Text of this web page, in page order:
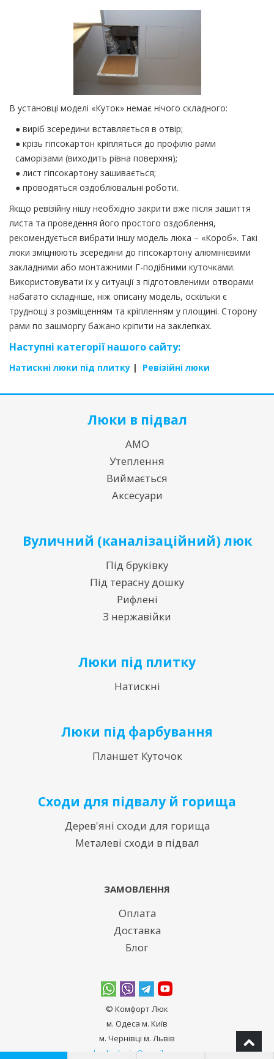
В установці моделі «Куток» немає нічого складного:
● виріб зсередини вставляється в отвір;
● крізь гіпсокартон кріпляться до профілю рами
саморізами (виходить рівна поверхня);
● лист гіпсокартону зашивається;
● проводяться оздоблювальні роботи.
Якщо ревізійну нішу необхідно закрити вже після зашиття
листа та проведення його простого оздоблення,
рекомендується вибрати іншу модель люка – «Короб». Такі
люки зміцнюють зсередини до гіпсокартону алюмінієвими
закладними або монтажними Г-подібними куточками.
Використовувати їх у ситуації з підготовленими отворами
набагато складніше, ніж описану модель, оскільки є
труднощі з розміщенням та кріпленням у площині. Сторону
рами по зашморгу бажано кріпити на заклепках.
Наступні категорії нашого сайту:
Натискні люки під плитку | Ревізійні люки
Люки в підвал
АМО
Утеплення
Виймається
Аксесуари
Вуличний (каналізаційний) люк
Під бруківку
Під терасну дошку
Рифлені
З нержавійки
Люки під плитку
Натискні
Люки під фарбування
Планшет Куточок
Сходи для підвалу й горища
Дерев'яні сходи для горища
Металеві сходи в підвал
ЗАМОВЛЕННЯ
Оплата
Доставка
Блог
© Комфорт Люк
м. Одеса м. Київ
м. Чернівці м. Львів
bodiadeeja@gmail.com